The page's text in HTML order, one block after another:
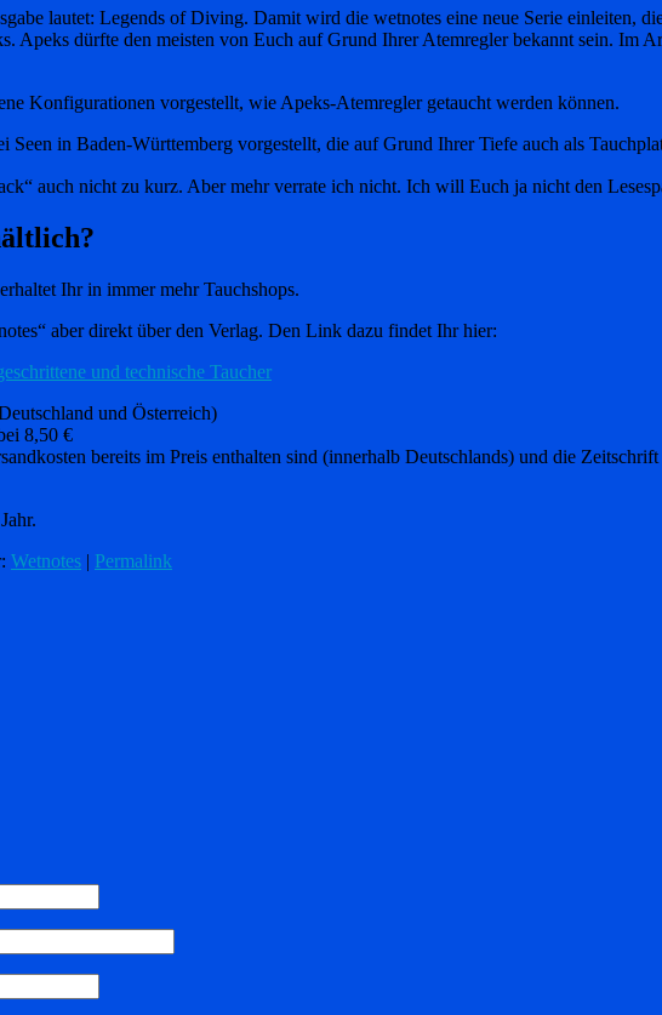
lautet: Legends of Diving. Damit wird die wetnotes eine neue Serie einleiten,
Apeks dürfte den meisten von Euch auf Grund Ihrer Atemregler bekannt sein.
Konfigurationen vorgestellt, wie Apeks-Atemregler getaucht werden können.
in Baden-Württemberg vorgestellt, die auf Grund Ihrer Tiefe auch als
auch nicht zu kurz. Aber mehr verrate ich nicht. Ich will Euch ja nicht den
Ihr in immer mehr Tauchshops.
aber direkt über den Verlag. Den Link dazu findet Ihr hier:
und technische Taucher
und Österreich)
8,50 €
bereits im Preis enthalten sind (innerhalb Deutschlands) und die
Wetnotes | Permalink